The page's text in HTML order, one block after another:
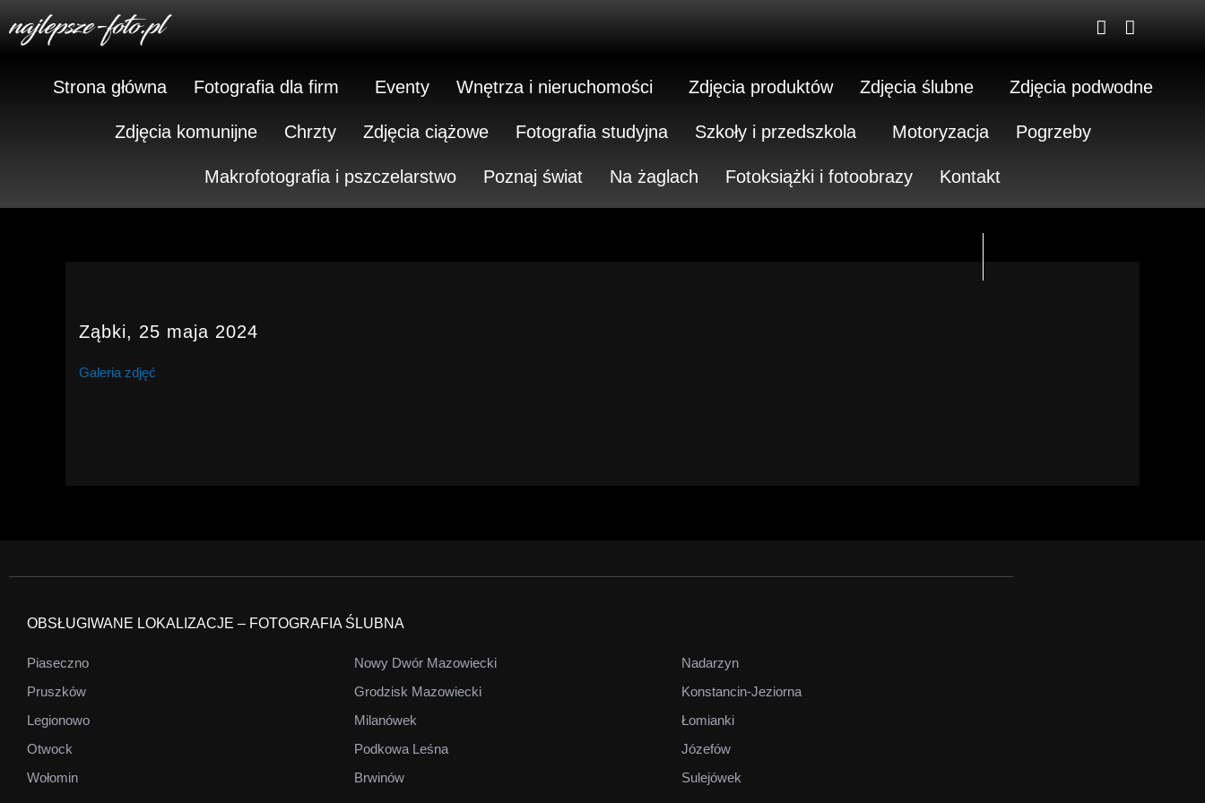
to
Strona główna Fotografia dla firm Eventy Wnętrza i nieruchomości Zdjęcia produktów Zdjęcia ślubne Zdjęcia podwodne
Zdjęcia komunijne Chrzty Zdjęcia ciążowe Fotografia studyjna Szkoły i przedszkola Motoryzacja Pogrzeby
Makrofotografia i pszczelarstwo Poznaj świat Na żaglach Fotoksiążki i fotoobrazy Kontakt
Ząbki, 25 maja 2024
Galeria zdjęć
OBSŁUGIWANE LOKALIZACJE – FOTOGRAFIA ŚLUBNA
Piaseczno
Pruszków
Legionowo
Otwock
Wołomin
Nowy Dwór Mazowiecki
Grodzisk Mazowiecki
Milanówek
Podkowa Leśna
Brwinów
Nadarzyn
Konstancin-Jeziorna
Łomianki
Józefów
Sulejówek